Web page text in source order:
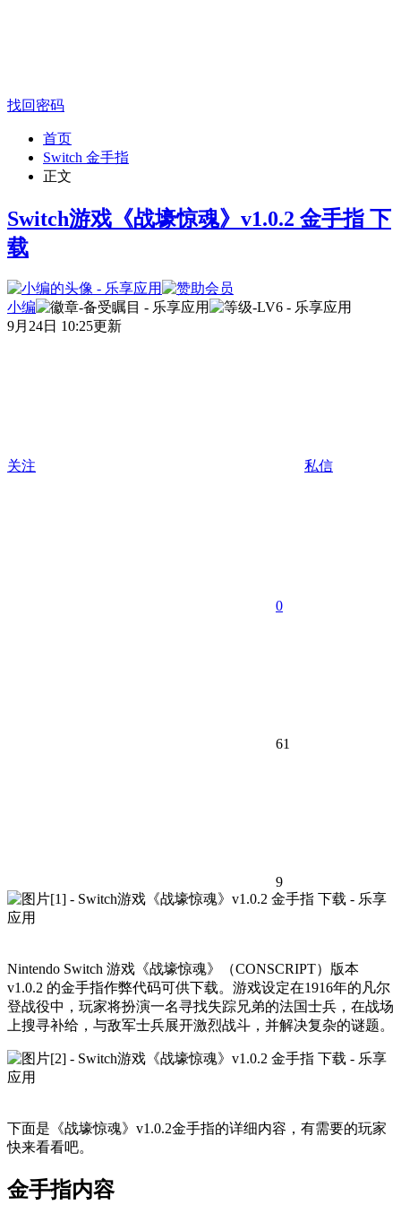
找回密码
首页
Switch 金手指
正文
Switch游戏《战壕惊魂》v1.0.2 金手指 下
载
小编
9月24日 10:25更新
关注 私信
0
61
9
Nintendo Switch 游戏《战壕惊魂》（CONSCRIPT）版本
v1.0.2 的金手指作弊代码可供下载。游戏设定在1916年的凡尔
登战役中，玩家将扮演一名寻找失踪兄弟的法国士兵，在战场
上搜寻补给，与敌军士兵展开激烈战斗，并解决复杂的谜题。
下面是《战壕惊魂》v1.0.2金手指的详细内容，有需要的玩家
快来看看吧。
金手指内容